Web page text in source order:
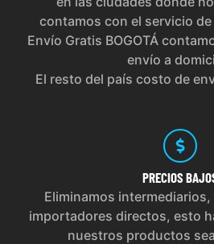
contamos con el servicio
Envío Gratis BOGOTÁ
envío a
El resto del país costo de
PRECIOS
Eliminamos
importadores directos, esto
nuestros productos